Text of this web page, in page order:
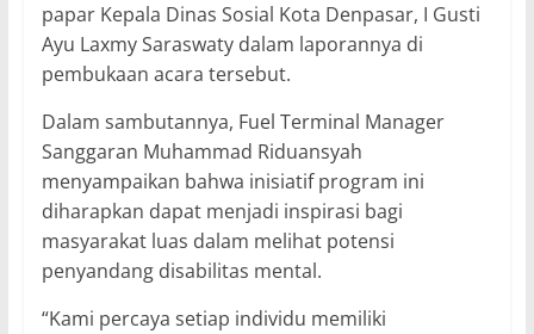
papar Kepala Dinas Sosial Kota Denpasar, I Gusti
Ayu Laxmy Saraswaty dalam laporannya di
pembukaan acara tersebut.
Dalam sambutannya, Fuel Terminal Manager
Sanggaran Muhammad Riduansyah
menyampaikan bahwa inisiatif program ini
diharapkan dapat menjadi inspirasi bagi
masyarakat luas dalam melihat potensi
penyandang disabilitas mental.
“Kami percaya setiap individu memiliki